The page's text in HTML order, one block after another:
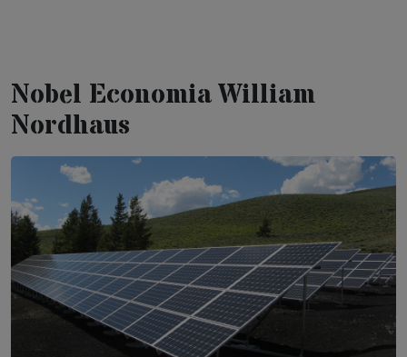
Nobel Economia William
Nordhaus